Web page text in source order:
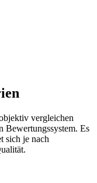
vergleichen
Bewertungssystem. Es
sich je nach